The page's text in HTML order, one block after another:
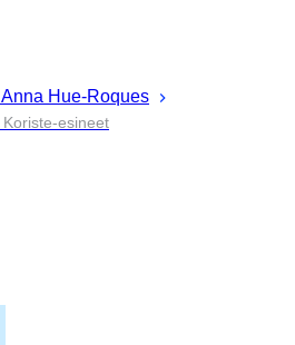
Anna Hue-Roques
esineet